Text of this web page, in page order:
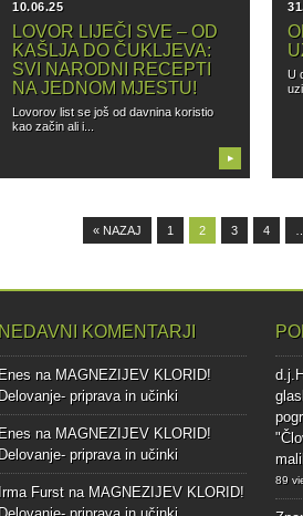
10.06.25
LOVOR LIJEČI SVE – OD
KAŠLJA DO ČUKLJEVA:
SVI NARODNI RECEPTI
NA JEDNOM MJESTU!
Lovorov list se još od davnina koristio
kao začin ali i...
▶
U
« NAZAJ 1 2 3 4
NEDAVNI KOMENTARJI
Enes na MAGNEZIJEV KLORID!
Delovanje- priprava in učinki
Enes na MAGNEZIJEV KLORID!
Delovanje- priprava in učinki
Irma Furst na MAGNEZIJEV KLORID!
89